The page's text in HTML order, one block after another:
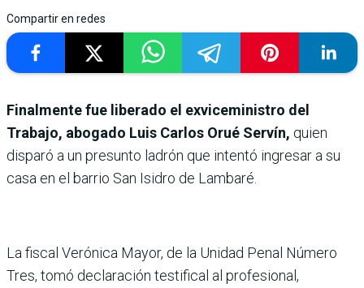
Compartir en redes
Finalmente fue liberado el exviceministro del
Trabajo, abogado Luis Carlos Orué Servín, quien
disparó a un presunto ladrón que intentó ingresar a su
casa en el barrio San Isidro de Lambaré.
La fiscal Verónica Mayor, de la Unidad Penal Número
Tres, tomó declaración testifical al profesional,